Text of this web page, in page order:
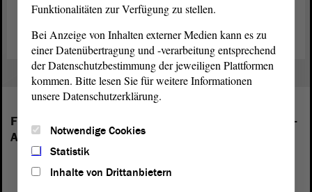
Geschäftsordnung des Landtags (PDF; 402.86 KB)
Folgende Fraktionen sind im Landtag von Sachsen-
Anhalt vertreten:
Funktionalitäten zur Verfügung zu stellen.
Bei Anzeige von Inhalten externer Medien kann es zu
einer Datenübertragung und -verarbeitung entsprechend
der Datenschutzbestimmung der jeweiligen Plattformen
kommen. Bitte lesen Sie für weitere Informationen
unsere Datenschutzerklärung.
Notwendige Cookies
Statistik
Inhalte von Drittanbietern